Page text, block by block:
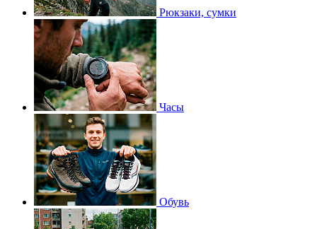
Рюкзаки, сумки
Часы
Обувь